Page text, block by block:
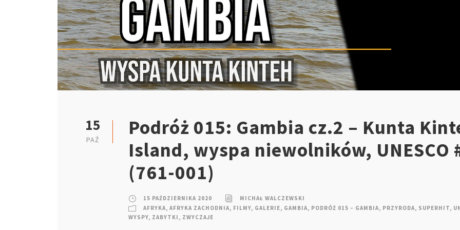
15
PAŹ
Podróż 015: Gambia cz.2 – Kunta
Island, wyspa niewolników, UNESCO
(761-001)
15 PAŹDZIERNIKA 2020
MICHAŁ WALCZEWSKI
AFRYKA, AFRYKA ZACHODNIA, FILMY, GALERIE, GAMBIA, PODRÓŻ 015 – GAMBIA, PRZYRODA, SUPERHIT,
WYSPY, ZABYTKI , ZWYCZAJE